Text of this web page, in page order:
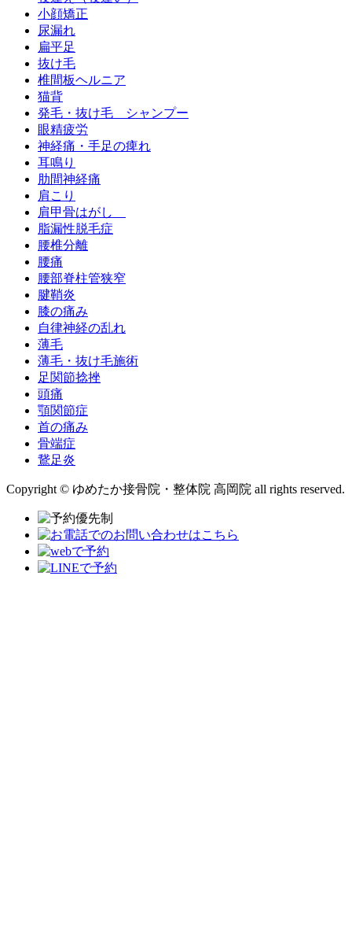
小顔矯正
尿漏れ
扁平足
抜け毛
椎間板ヘルニア
猫背
発毛・抜け毛 シャンプー
眼精疲労
神経痛・手足の痺れ
耳鳴り
肋間神経痛
肩こり
肩甲骨はがし
脂漏性脱毛症
腰椎分離
腰痛
腰部脊柱管狭窄
腱鞘炎
膝の痛み
自律神経の乱れ
薄毛
薄毛・抜け毛施術
足関節捻挫
頭痛
顎関節症
首の痛み
骨端症
鵞足炎
Copyright © ゆめたか接骨院・整体院 高岡院 all rights reserved.